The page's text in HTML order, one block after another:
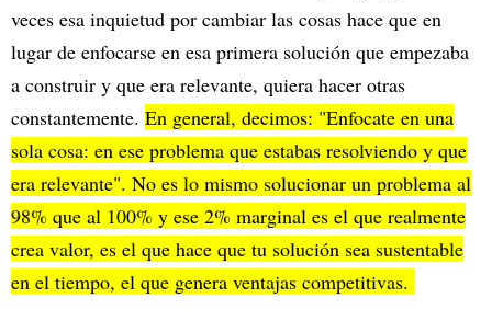
veces esa inquietud por cambiar las cosas hace que en
lugar de enfocarse en esa primera solución que empezaba
a construir y que era relevante, quiera hacer otras
constantemente. En general, decimos: "Enfocate en una
sola cosa: en ese problema que estabas resolviendo y que
era relevante". No es lo mismo solucionar un problema al
98% que al 100% y ese 2% marginal es el que realmente
crea valor, es el que hace que tu solución sea sustentable
en el tiempo, el que genera ventajas competitivas.